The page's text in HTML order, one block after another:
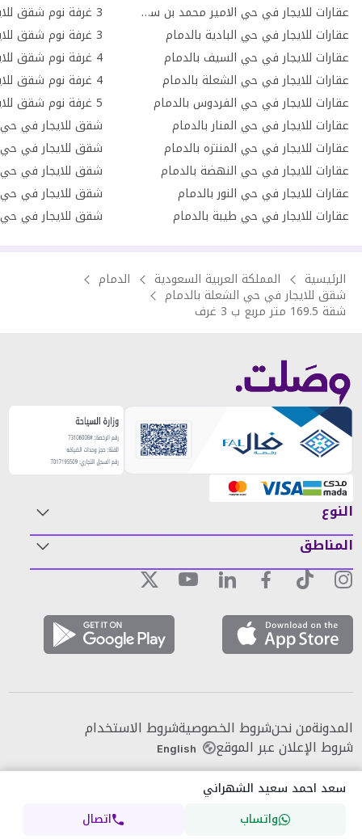
عقارات للايجار في حي الامير محمد بن سعود بالدمام
عقارات للايجار في حي البادية بالدمام
عقارات للايجار في حي السيف بالدمام
عقارات للايجار في حي الشعلة بالدمام
عقارات للايجار في حي الفردوس بالدمام
عقارات للايجار في حي المنار بالدمام
عقارات للايجار في حي المنتزه بالدمام
عقارات للايجار في حي النهضة بالدمام
عقارات للايجار في حي النور بالدمام
عقارات للايجار في حي طيبة بالدمام
شقق للايجار في
شقق للايجار في حي
شقق للايجار في حي
شقق للايجار في حي
الرئيسية المملكة العربية السعودية الدمام
شقق للايجار في حي الشعلة بالدمام
شقة 169.5 متر مربع ب 3 غرف
النوع
المناطق
المدونةمن نحنشروط الخصوصيةشروط الاستخدام
شروط الإعلان عبر الموقع English
سعد احمد سعيد الشهراني
واتساب
اتصال